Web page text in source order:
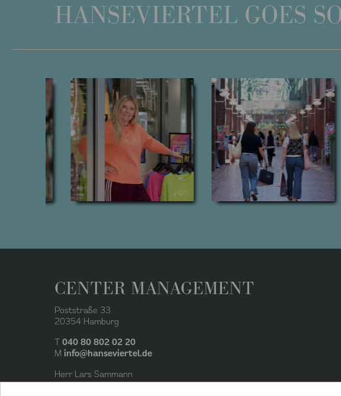
HANSEVIERTEL GOES
CENTER MANAGEMENT
Poststraße 33
20354 Hamburg
T 040 80 802 02 20
M info@hanseviertel.de
Herr Lars Sammann
Center Manager